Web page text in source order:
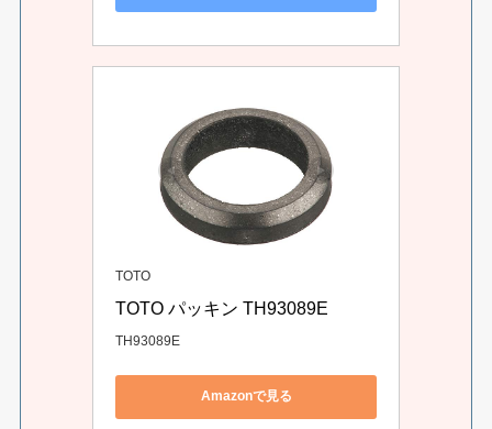
TOTO
TOTO パッキン TH93089E
TH93089E
Amazonで見る